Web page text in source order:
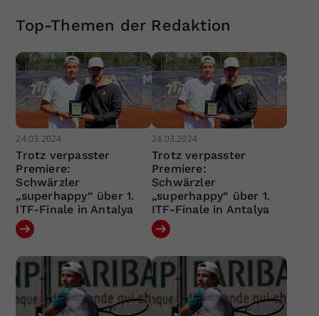
Top-Themen der Redaktion
24.03.2024
Trotz verpasster
Premiere:
Schwärzler
„superhappy“ über 1.
ITF-Finale in Antalya
24.03.2024
Trotz verpasster
Premiere:
Schwärzler
„superhappy“ über 1.
ITF-Finale in Antalya